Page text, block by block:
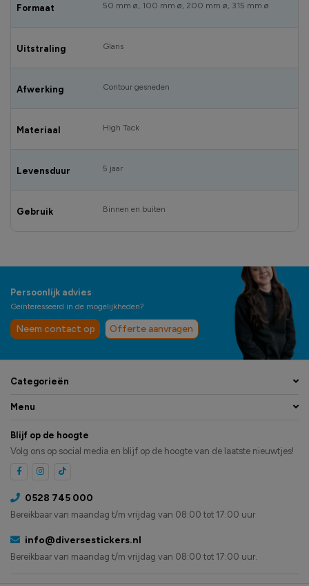
Formaat 50 mm ø, 100 mm ø, 200 mm ø, 315 mm ø
Uitstraling Glans
Afwerking Contour gesneden
Materiaal High Tack
Levensduur 5 jaar
Gebruik Binnen en buiten
Persoonlijk advies
Geïnteresseerd in de mogelijkheden?
Neem contact op Offerte aanvragen
Categorieën
Menu
Blijf op de hoogte
Volg ons op social media en blijf op de hoogte van de laatste nieuwtjes!
0528 745 000
Bereikbaar van maandag t/m vrijdag van 08:00 tot 17:00 uur
info@diversestickers.nl
Bereikbaar van maandag t/m vrijdag van 08:00 tot 17:00 uur.